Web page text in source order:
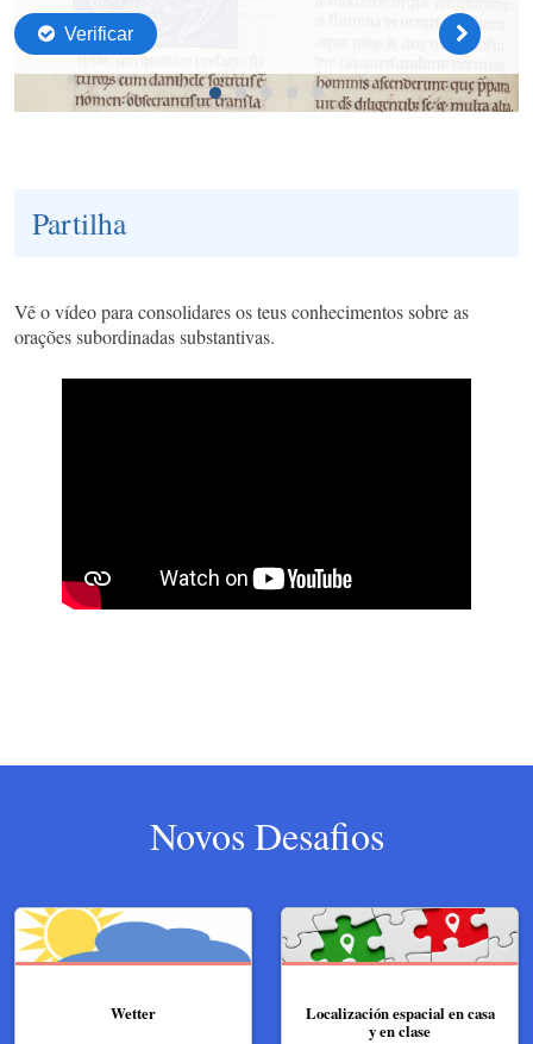
Partilha
Vê o vídeo para consolidares os teus conhecimentos sobre as
orações subordinadas substantivas.
Novos Desafios
Wetter
Localización espacial en casa
y en clase